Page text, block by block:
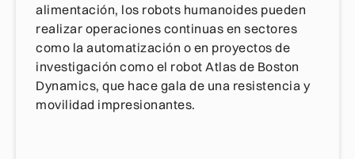
alimentación, los robots humanoides pueden
realizar operaciones continuas en sectores
como la automatización o en proyectos de
investigación como el robot Atlas de Boston
Dynamics, que hace gala de una resistencia y
movilidad impresionantes.